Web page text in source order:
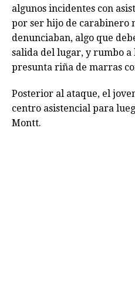
algunos incidentes con
por ser hijo de carabinero
denunciaban, algo que
salida del lugar, y rumbo
presunta riña de marras
Posterior al ataque, el
centro asistencial para
Montt.